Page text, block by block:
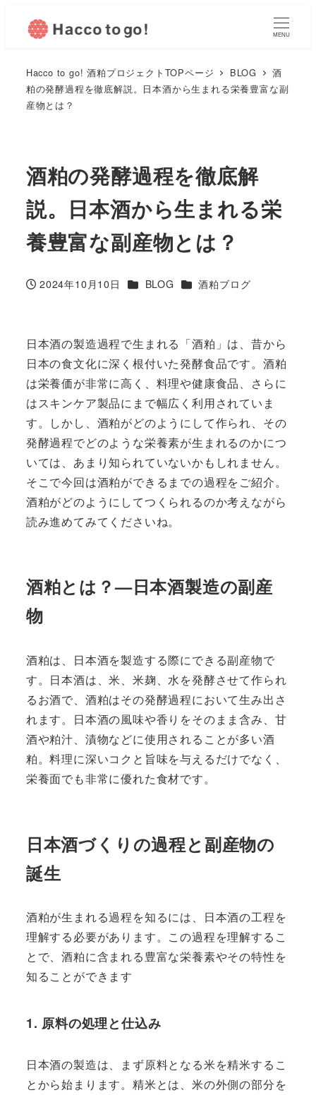
MENU
Hacco to go! 酒粕プロジェクトTOPページ BLOG
酒
粕の発酵過程を徹底解説。日本酒から生まれる栄養豊富な副
産物とは？
酒粕の発酵過程を徹底解
説。日本酒から生まれる栄
養豊富な副産物とは？
投稿日
2024年10月10日 カテゴリー
BLOG カテゴリー
酒粕ブログ
日本酒の製造過程で生まれる「酒粕」は、昔から
日本の食文化に深く根付いた発酵食品です。酒粕
は栄養価が非常に高く、料理や健康食品、さらに
はスキンケア製品にまで幅広く利用されていま
す。しかし、酒粕がどのようにして作られ、その
発酵過程でどのような栄養素が生まれるのかにつ
いては、あまり知られていないかもしれません。
そこで今回は酒粕ができるまでの過程をご紹介。
酒粕がどのようにしてつくられるのか考えながら
読み進めてみてくださいね。
酒粕とは？—日本酒製造の副産
物
酒粕は、日本酒を製造する際にできる副産物で
す。日本酒は、米、米麹、水を発酵させて作られ
るお酒で、酒粕はその発酵過程において生み出さ
れます。日本酒の風味や香りをそのまま含み、甘
酒や粕汁、漬物などに使用されることが多い酒
粕。料理に深いコクと旨味を与えるだけでなく、
栄養面でも非常に優れた食材です。
日本酒づくりの過程と副産物の
誕生
酒粕が生まれる過程を知るには、日本酒の工程を
理解する必要があります。この過程を理解するこ
とで、酒粕に含まれる豊富な栄養素やその特性を
知ることができます
1.原料の処理と仕込み
日本酒の製造は、まず原料となる米を精米するこ
とから始まります。精米とは、米の外側の部分を